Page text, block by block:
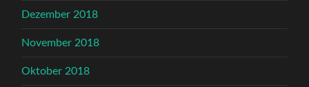
Dezember 2018
November 2018
Oktober 2018